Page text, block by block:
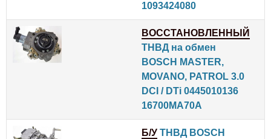
1093424080
ВОССТАНОВЛЕННЫЙ
ТНВД на обмен
BOSCH MASTER,
MOVANO, PATROL 3.0
DCI / DTi 0445010136
16700MA70A
Б/У ТНВД BOSCH